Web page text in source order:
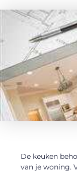
De keuken
van je woning.